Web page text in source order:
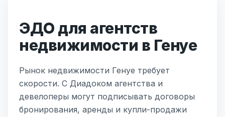
ЭДО для агентств
недвижимости в Генуе
Рынок недвижимости Генуе требует
скорости. С Диадоком агентства и
девелоперы могут подписывать договоры
бронирования, аренды и купли-продажи